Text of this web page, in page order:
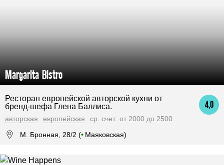
Margarita Bistro
4,0
Ресторан европейской авторской кухни от
бренд-шефа Глена Баллиса.
авторская европейская
ср. счет: от 2000 до 2500
М. Бронная, 28/2 (• Маяковская)